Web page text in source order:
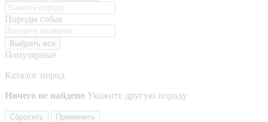
Породы собак
Выбрать все
Популярные
Каталог пород
Ничего не найдено Укажите другую породу
Сбросить Применить